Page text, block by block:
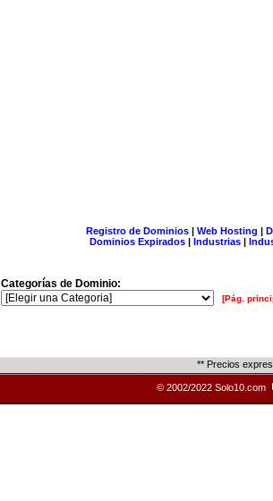
Registro de Dominios| Web Hosting |
Dominios Expirados | Industrias |
Categorías de Dominio:
[Pág.
** Precios
© 2002/2022 Solo10.com